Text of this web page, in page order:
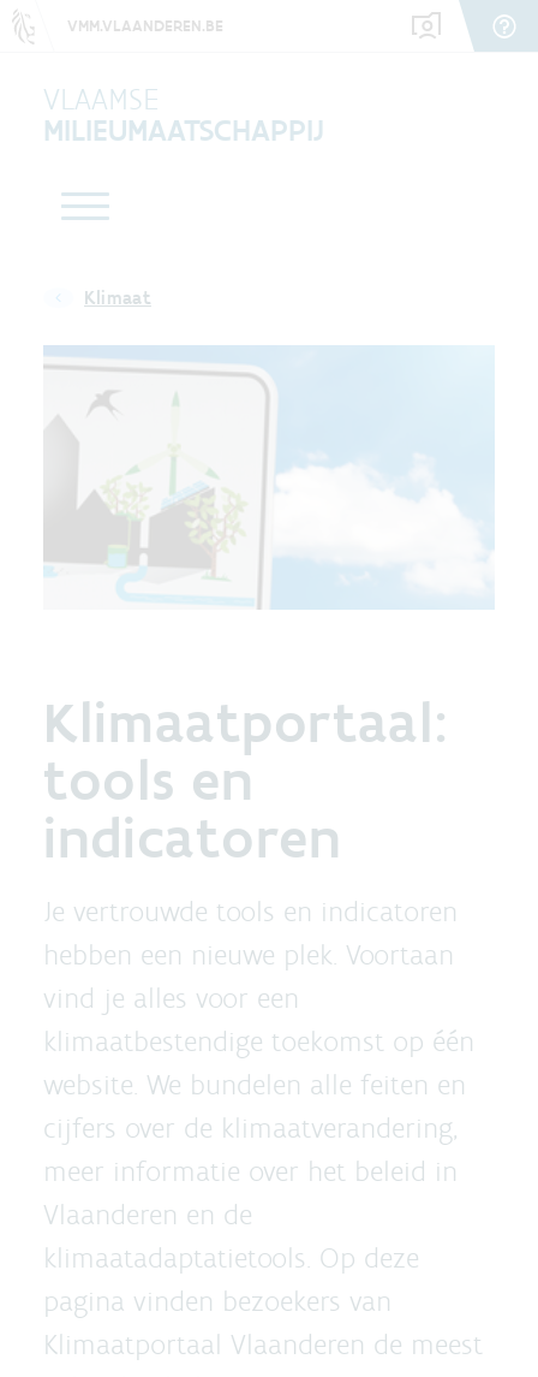
VMM.VLAANDEREN.BE
VLAAMSE
MILIEUMAATSCHAPPIJ
Klimaat
Klimaatportaal:
tools en
indicatoren
Je vertrouwde tools en indicatoren
hebben een nieuwe plek. Voortaan
vind je alles voor een
klimaatbestendige toekomst op één
website. We bundelen alle feiten en
cijfers over de klimaatverandering,
meer informatie over het beleid in
Vlaanderen en de
klimaatadaptatietools. Op deze
pagina vinden bezoekers van
Klimaatportaal Vlaanderen de meest